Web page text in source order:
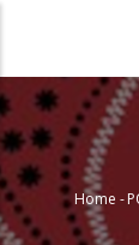
main
content
Home -